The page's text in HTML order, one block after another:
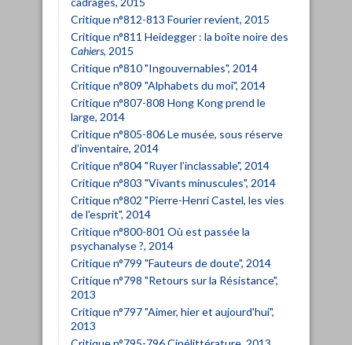
Critique n°812-813 Fourier revient, 2015
Critique n°811 Heidegger : la boîte noire des
Cahiers, 2015
Critique n°810 "Ingouvernables", 2014
Critique n°809 "Alphabets du moi", 2014
Critique n°807-808 Hong Kong prend le
large, 2014
Critique n°805-806 Le musée, sous réserve
d’inventaire, 2014
Critique n°804 "Ruyer l’inclassable", 2014
Critique n°803 "Vivants minuscules", 2014
Critique n°802 "Pierre-Henri Castel, les vies
de l'esprit", 2014
Critique n°800-801 Où est passée la
psychanalyse ?, 2014
Critique n°799 "Fauteurs de doute", 2014
Critique n°798 "Retours sur la Résistance",
2013
Critique n°797 "Aimer, hier et aujourd'hui",
2013